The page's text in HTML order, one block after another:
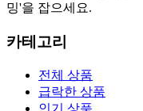
밍'을 잡으세요.
카테고리
전체 상품
급락한 상품
인기 상품